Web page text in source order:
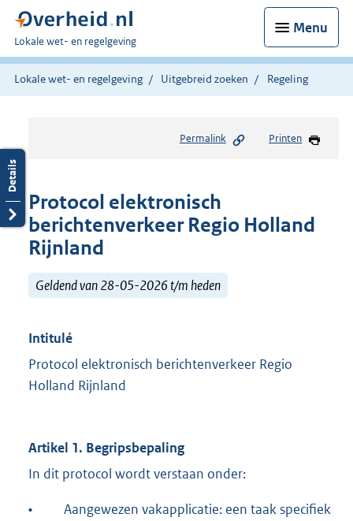
Menu
U
bent
hier:
Lokale wet- en regelgeving
Lokale wet- en regelgeving Uitgebreid zoeken Regeling
Permalink Printen
Protocol elektronisch
berichtenverkeer Regio Holland
Rijnland
Geldend van 28-05-2026 t/m heden
Intitulé
Protocol elektronisch berichtenverkeer Regio
Holland Rijnland
Artikel 1. Begripsbepaling
In dit protocol wordt verstaan onder:
•
Aangewezen vakapplicatie: een taak specifiek